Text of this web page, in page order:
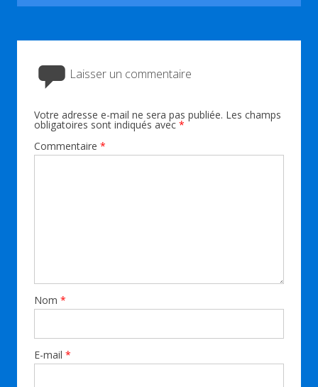
Laisser un commentaire
Votre adresse e-mail ne sera pas publiée. Les champs
obligatoires sont indiqués avec *
Commentaire *
Nom *
E-mail *